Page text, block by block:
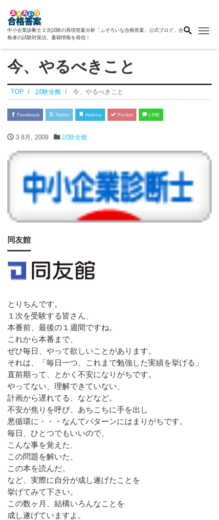
中小企業診断士２次試験の再現答案分析「ふぞろいな合格答案」公式ブログ。合
格者の試験対策法、書籍情報を発信！
今、やるべきこと
TOP 試験全般 今、やるべきこと
Facebook Twitter Hatena Pocket LINE
3 8月, 2009 試験全般
同友館
とりちんです。
１次を受験する皆さん、
本番前、最後の１週間ですね。
これから本番まで、
ぜひ毎日、やって欲しいことがあります。
それは、「毎日一つ、これまで勉強した実績を挙げる」
直前期って、とかく不安になりがちです。
やってない、理解できていない、
計画から遅れてる、などなど。
不安が焦りを呼び、あちこちに手を出し
悪循環に・・・なんてパターンにはまりがちです。
毎日、ひとつでもいいので、
こんな事を覚えた、
この問題を解いた、
この本を読んだ、
など、実際に自分が成し遂げたことを
挙げてみて下さい。
この数ヶ月、結構いろんなことを
成し遂げていますよ。